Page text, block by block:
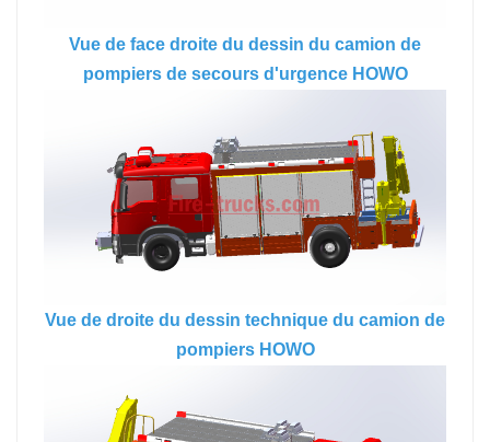
Vue de face droite du dessin du camion de
pompiers de secours d'urgence HOWO
Vue de droite du dessin technique du camion de
pompiers HOWO